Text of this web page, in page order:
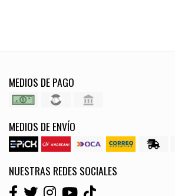
MEDIOS DE PAGO
MEDIOS DE ENVÍO
NUESTRAS REDES SOCIALES